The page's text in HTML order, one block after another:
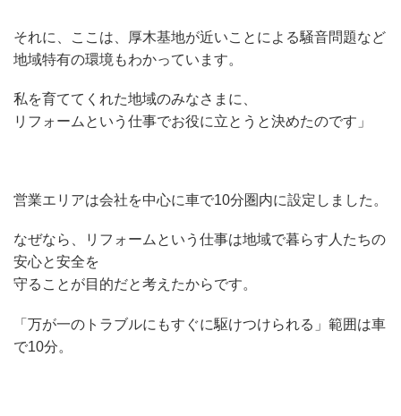
それに、ここは、厚木基地が近いことによる騒音問題など
地域特有の環境もわかっています。
私を育ててくれた地域のみなさまに、
リフォームという仕事でお役に立とうと決めたのです」
営業エリアは会社を中心に車で10分圏内に設定しました。
なぜなら、リフォームという仕事は地域で暮らす人たちの
安心と安全を
守ることが目的だと考えたからです。
「万が一のトラブルにもすぐに駆けつけられる」範囲は車
で10分。